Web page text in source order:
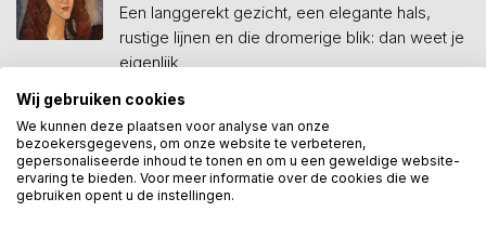
Een langgerekt gezicht, een elegante hals,
rustige lijnen en die dromerige blik: dan weet je
eigenlijk
Lees meer
Welke titel hoort bij het afstuderen?
Bij Kunstpakket.nl vinden we het belangrijk dat
elk geslaagd- of afstudeerbeeld een
persoonlijk tintje krijgt. Een tekstplaatje maakt
Wij gebruiken cookies
We kunnen deze plaatsen voor analyse van onze
bezoekersgegevens, om onze website te verbeteren,
gepersonaliseerde inhoud te tonen en om u een geweldige website-
ervaring te bieden. Voor meer informatie over de cookies die we
gebruiken opent u de instellingen.